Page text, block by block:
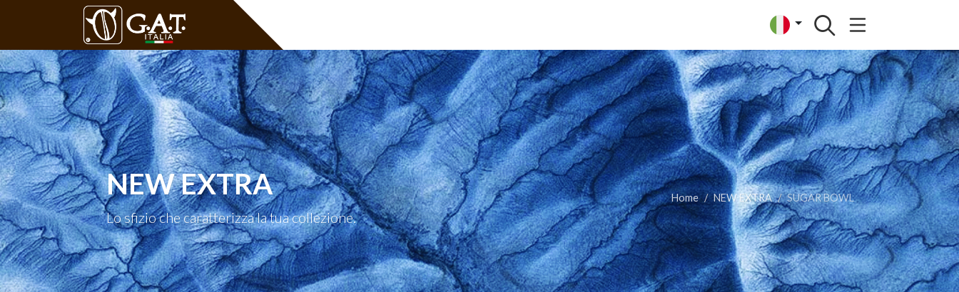
NEW EXTRA
Lo sfizio che caratterizza la tua collezione.
Home NEW EXTRA SUGAR BOWL